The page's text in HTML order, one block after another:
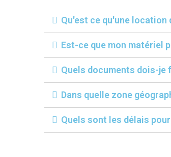
Qu'est ce qu'une location
Est-ce que mon matériel
Quels documents dois-je
Dans quelle zone
Quels sont les délais